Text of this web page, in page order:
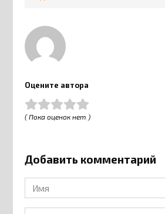
Оцените автора
( Пока оценок нет )
Добавить комментарий
Имя
*